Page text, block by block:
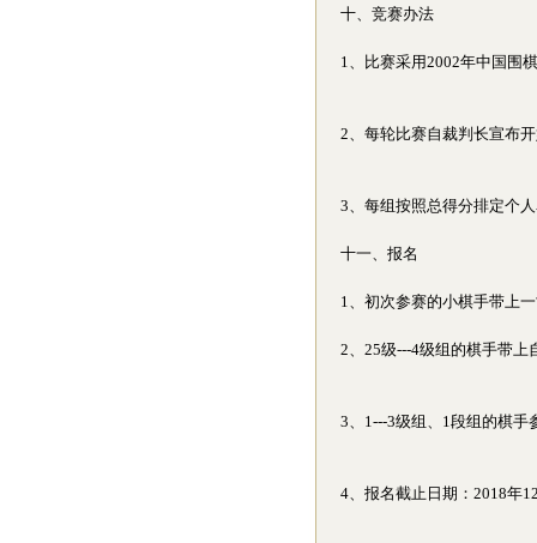
十、竞赛办法
1、比赛采用2002年中国围
2、每轮比赛自裁判长宣布
3、每组按照总得分排定个
十一、报名
1、初次参赛的小棋手带上
2、25级---4级组的棋手带上
3、1---3级组、1段组的棋手
4、报名截止日期：2018年